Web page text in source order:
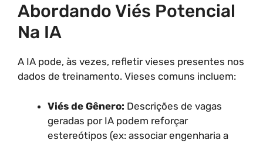
Abordando Viés Potencial
Na IA
A IA pode, às vezes, refletir vieses presentes nos
dados de treinamento. Vieses comuns incluem:
Viés de Gênero: Descrições de vagas
geradas por IA podem reforçar
estereótipos (ex: associar engenharia a